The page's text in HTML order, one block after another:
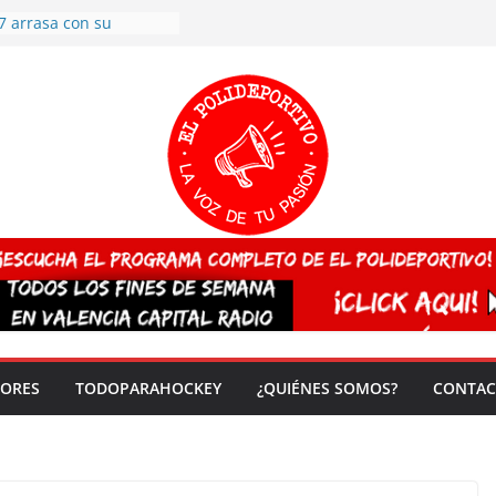
arrasa con su
España sub20
del mundo
vez!
TODOPARAHOCKEY ¿QUIÉNES SOMOS?